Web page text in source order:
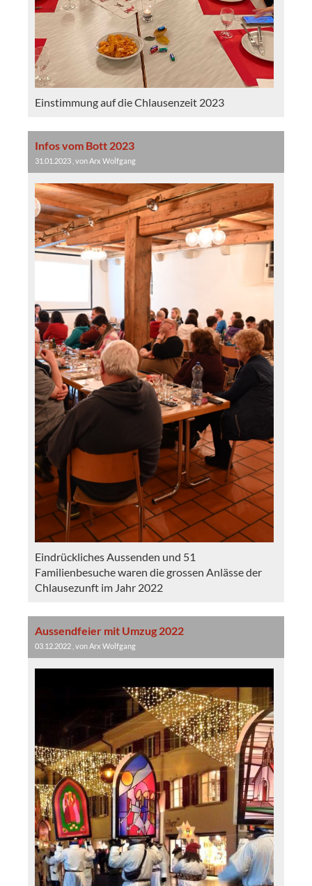
Einstimmung auf die Chlausenzeit 2023
Infos vom Bott 2023
31.01.2023 , von Arx Wolfgang
Eindrückliches Aussenden und 51
Familienbesuche waren die grossen Anlässe der
Chlausezunft im Jahr 2022
Aussendfeier mit Umzug 2022
03.12.2022 , von Arx Wolfgang